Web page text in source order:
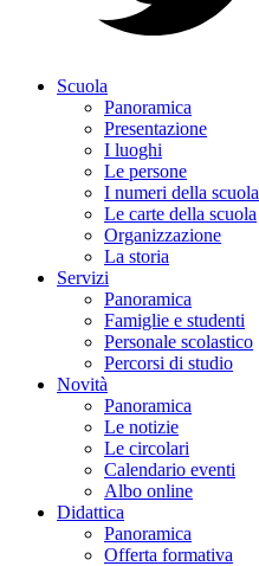
Scuola
Panoramica
Presentazione
I luoghi
Le persone
I numeri della scuola
Le carte della scuola
Organizzazione
La storia
Servizi
Panoramica
Famiglie e studenti
Personale scolastico
Percorsi di studio
Novità
Panoramica
Le notizie
Le circolari
Calendario eventi
Albo online
Didattica
Panoramica
Offerta formativa